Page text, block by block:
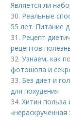
Является ли
30. Реальные
55 лет. Питание
31. Рецепт
рецептов
32.Узнаем, как
фотошопа и
33. Без диет и
для похудения
34.Хитин польза